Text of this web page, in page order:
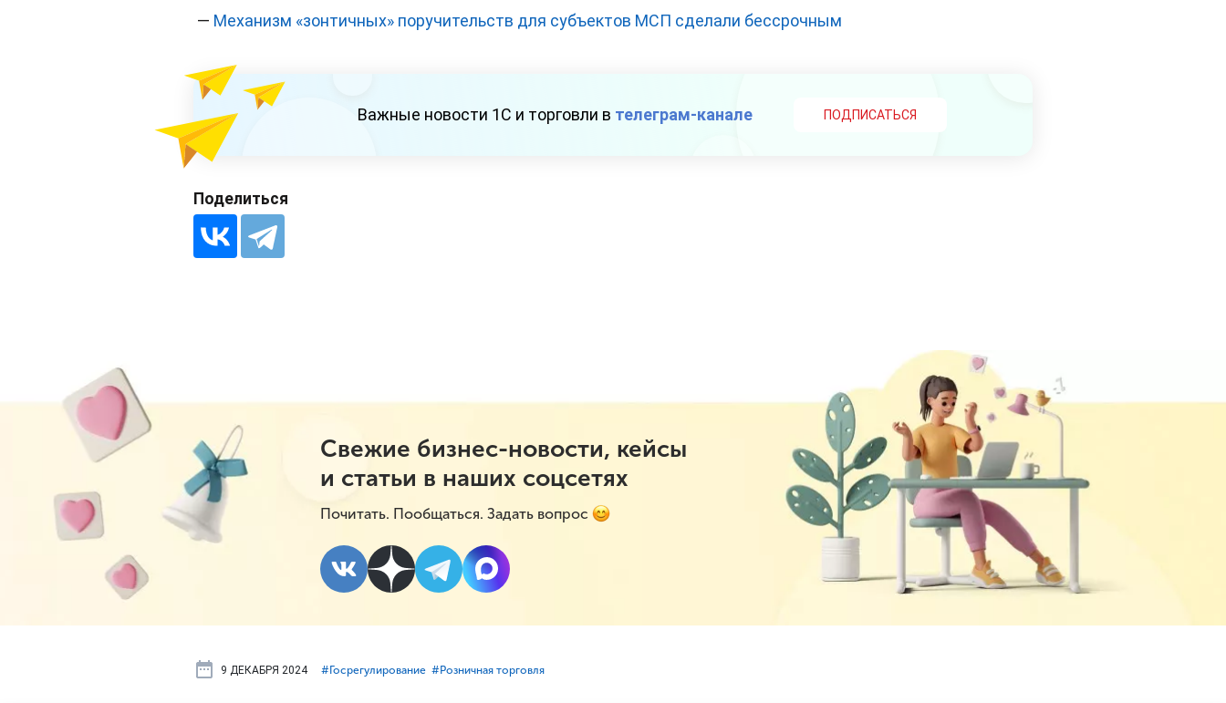
— Механизм «зонтичных» поручительств для субъектов МСП сделали бессрочным
Важные новости 1С и торговли в телеграм-канале ПОДПИСАТЬСЯ
Поделиться
Свежие бизнес-новости, кейсы
и статьи в наших соцсетях
Почитать. Пообщаться. Задать вопрос
9 ДЕКАБРЯ 2024 #⁣Госрегулирование #⁣Розничная торговля